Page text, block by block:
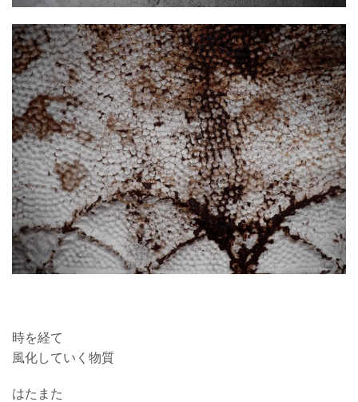
時を経て
風化していく物質
はたまた